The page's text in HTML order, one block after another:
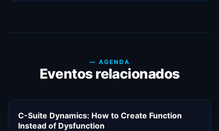
— AGENDA
Eventos relacionados
C-Suite Dynamics: How to Create Function
Instead of Dysfunction